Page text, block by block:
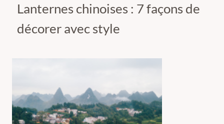
Lanternes chinoises : 7 façons de
décorer avec style